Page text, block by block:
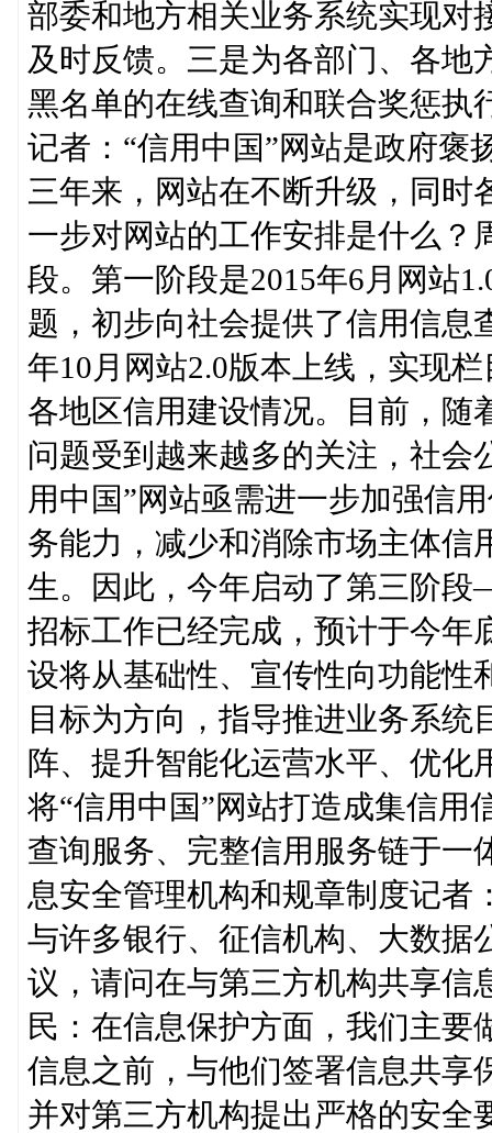
部委和地方相关业务系统实现对
及时反馈。三是为各部门、各地
黑名单的在线查询和联合奖惩执
记者：“信用中国”网站是政府褒
三年来，网站在不断升级，同时
一步对网站的工作安排是什么？
段。第一阶段是2015年6月网站
题，初步向社会提供了信用信息
年10月网站2.0版本上线，实现
各地区信用建设情况。目前，随
问题受到越来越多的关注，社会
用中国”网站亟需进一步加强信
务能力，减少和消除市场主体信
生。因此，今年启动了第三阶
招标工作已经完成，预计于今年
设将从基础性、宣传性向功能性
目标为方向，指导推进业务系
阵、提升智能化运营水平、优化
将“信用中国”网站打造成集信用
查询服务、完整信用服务链于一
息安全管理机构和规章制度记者
与许多银行、征信机构、大数据
议，请问在与第三方机构共享信
民：在信息保护方面，我们主
信息之前，与他们签署信息共享
并对第三方机构提出严格的安全